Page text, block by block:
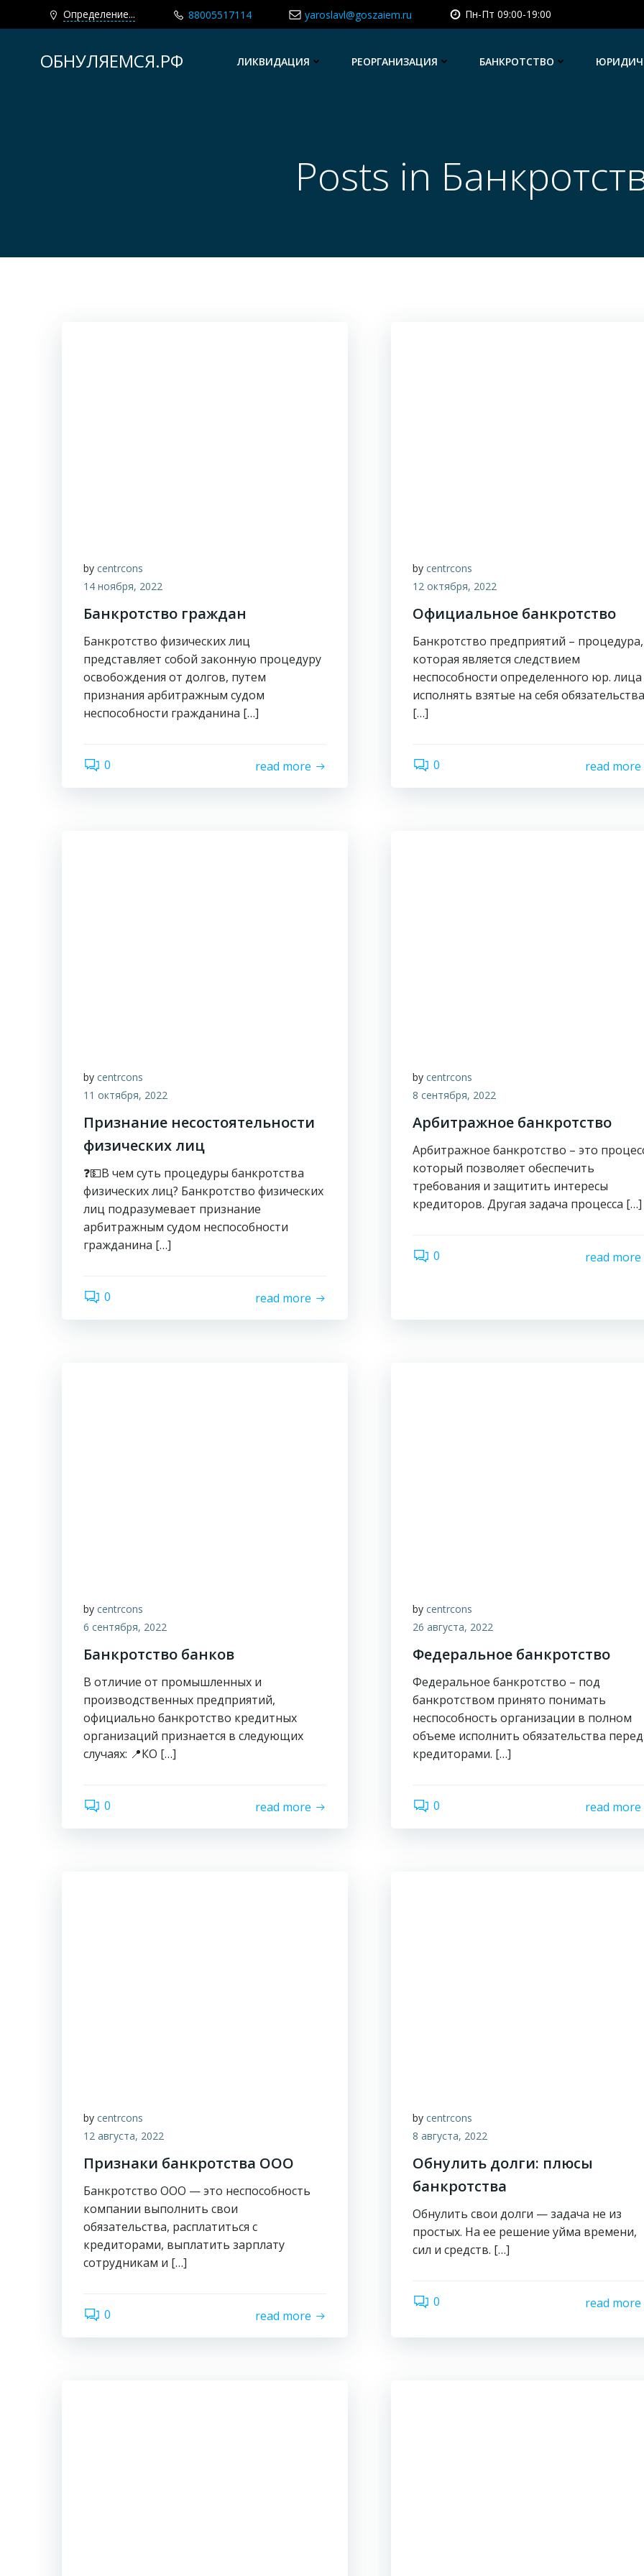
Определение... 88005517114 yaroslavl@goszaiem.ru Пн-Пт 09:00-19:00
содержимомуОБНУЛЯЕМСЯ.РФ ЛИКВИДАЦИЯ РЕОРГАНИЗАЦИЯ БАНКРОТСТВО
Posts in
by centrcons
14 ноября, 2022
Банкротство граждан
Банкротство физических лиц
представляет собой законную процедуру
освобождения от долгов, путем
признания арбитражным судом
неспособности гражданина […]
0 read more
bycentrcons
12 октября, 2022
Официальное банкротство
Банкротство предприятий – процедура,
которая является следствием
неспособности определенного юр. лица
исполнять взятые на себя
[…]
0 read more
by centrcons
11 октября, 2022
Признание несостоятельности
физических лиц
❓💵В чем суть процедуры банкротства
физических лиц? Банкротство физических
лиц подразумевает признание
арбитражным судом неспособности
гражданина […]
0 read more
bycentrcons
8 сентября, 2022
Арбитражное банкротство
Арбитражное банкротство – это
который позволяет обеспечить
требования и защитить интересы
кредиторов. Другая задача процесса […]
0 read more
by centrcons
6 сентября, 2022
Банкротство банков
В отличие от промышленных и
производственных предприятий,
официально банкротство кредитных
организаций признается в следующих
случаях: 📍КО […]
0 read more
bycentrcons
26 августа, 2022
Федеральное банкротство
Федеральное банкротство – под
банкротством принято понимать
неспособность организации в полном
объеме исполнить обязательства перед
кредиторами. […]
0 read more
by centrcons
12 августа, 2022
Признаки банкротства ООО
Банкротство ООО — это неспособность
компании выполнить свои
обязательства, расплатиться с
кредиторами, выплатить зарплату
сотрудникам и […]
0 read more
bycentrcons
8 августа, 2022
Обнулить долги: плюсы
банкротства
Обнулить свои долги — задача не из
простых. На ее решение уйма времени,
сил и средств. […]
0 read more